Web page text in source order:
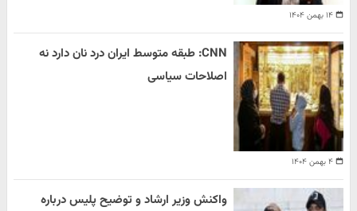
۱۴ بهمن ۱۴۰۴
۴ بهمن ۱۴۰۴
CNN: طبقه متوسط ایران درد نان دارد نه
اصلاحات سیاسی
واکنش وزیر ارشاد و توضیح پلیس درباره